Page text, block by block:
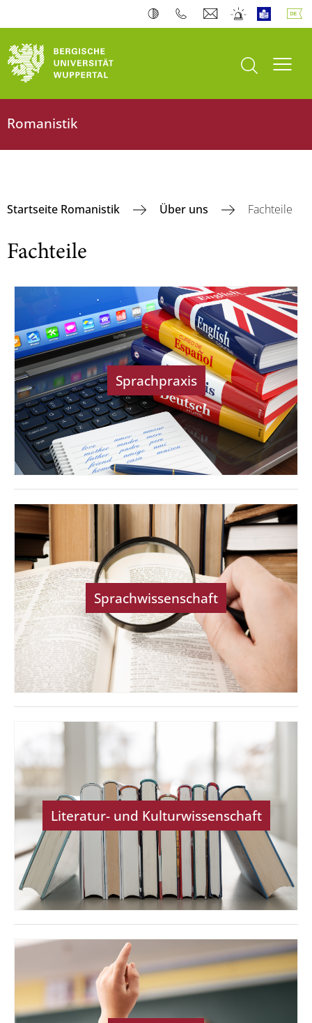
Suche öffnen
Romanistik
Startseite Romanistik Über uns Fachteile
Fachteile
Sprachpraxis
Sprachwissenschaft
Literatur- und Kulturwissenschaft